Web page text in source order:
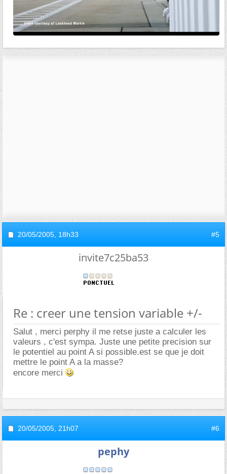
20/05/2005, 18h33 #5
invite7c25ba53
Re : creer une tension variable +/-
Salut , merci perphy il me retse juste a calculer les
valeurs , c'est sympa. Juste une petite precision sur
le potentiel au point A si possible.est se que je doit
mettre le point A a la masse?
encore merci
20/05/2005, 21h07 #6
pephy